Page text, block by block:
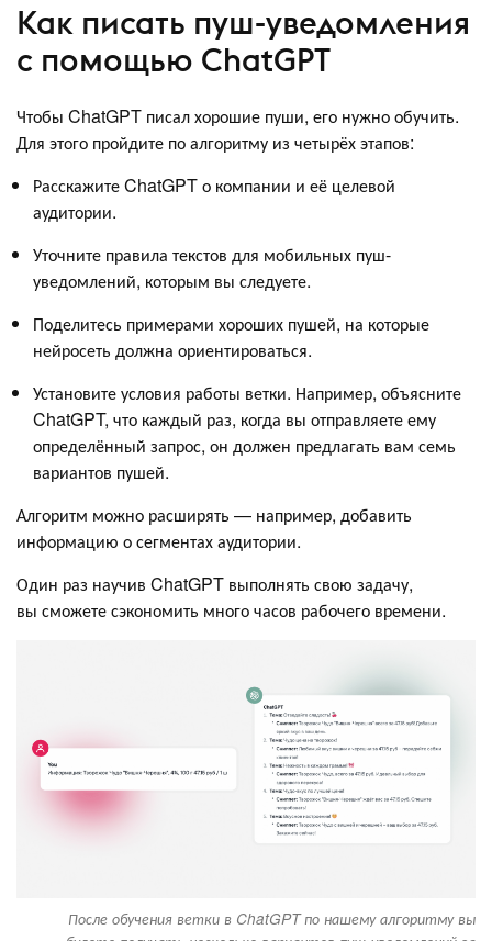
Как писать пуш-уведомления
с помощью ChatGPT
Чтобы ChatGPT писал хорошие пуши, его нужно обучить.
Для этого пройдите по алгоритму из четырёх этапов:
Расскажите ChatGPT о компании и её целевой
аудитории.
Уточните правила текстов для мобильных пуш-
уведомлений, которым вы следуете.
Поделитесь примерами хороших пушей, на которые
нейросеть должна ориентироваться.
Установите условия работы ветки. Например, объясните
ChatGPT, что каждый раз, когда вы отправляете ему
определённый запрос, он должен предлагать вам семь
вариантов пушей.
Алгоритм можно расширять — например, добавить
информацию о сегментах аудитории.
Один раз научив ChatGPT выполнять свою задачу,
вы сможете сэкономить много часов рабочего времени.
После обучения ветки в ChatGPT по нашему алгоритму вы